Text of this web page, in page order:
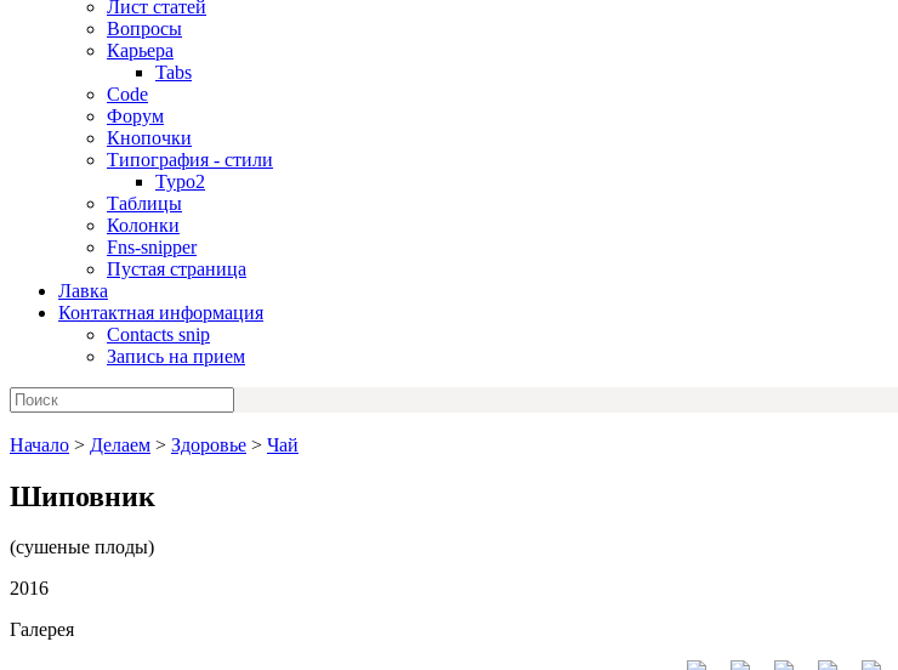
Лист статей
Вопросы
Карьера
Tabs
Code
Форум
Кнопочки
Типография - стили
Typo2
Таблицы
Колонки
Fns-snipper
Пустая страница
Лавка
Контактная информация
Contacts snip
Запись на прием
Начало > Делаем > Здоровье > Чай
Шиповник
(сушеные плоды)
2016
Галерея